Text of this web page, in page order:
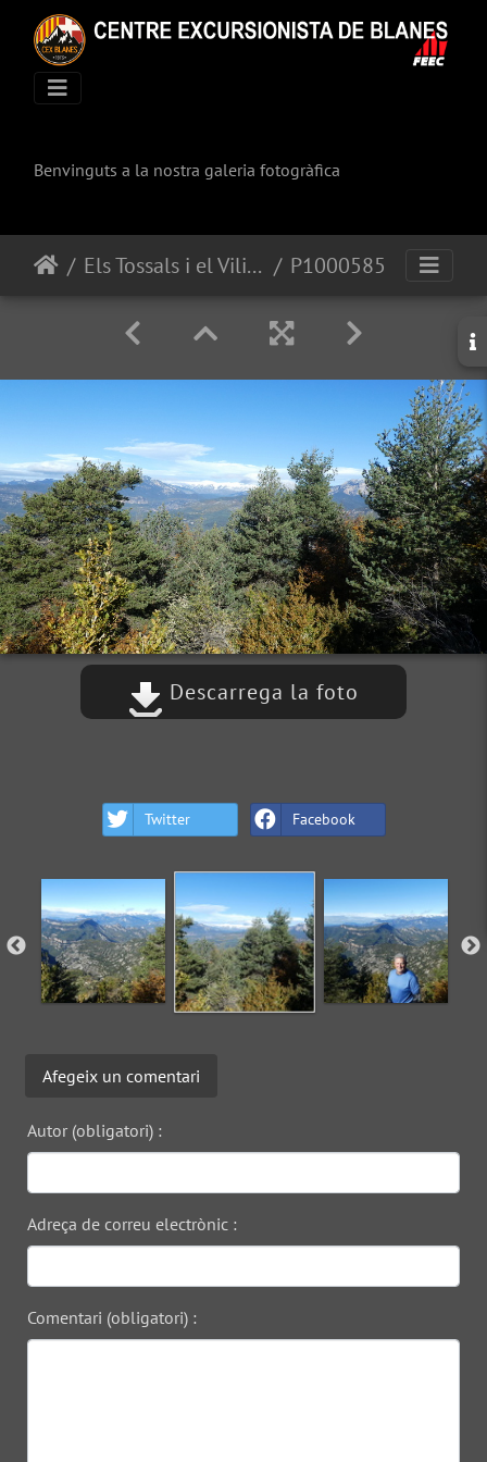
Benvinguts a la nostra galeria fotogràfica
Els Tossals i el Viliella P1000585
Descarrega la foto
Twitter Facebook
Afegeix un comentari
Autor (obligatori) :
Adreça de correu electrònic :
Comentari (obligatori) :